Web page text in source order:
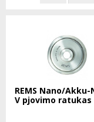
REMS Nano/Akku-
V pjovimo ratukas